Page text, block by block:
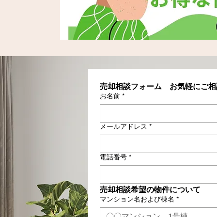
売却相談フォーム　お気軽にご
お名前 *
メールアドレス *
電話番号 *
売却相談希望の物件について
マンション名および棟名 *